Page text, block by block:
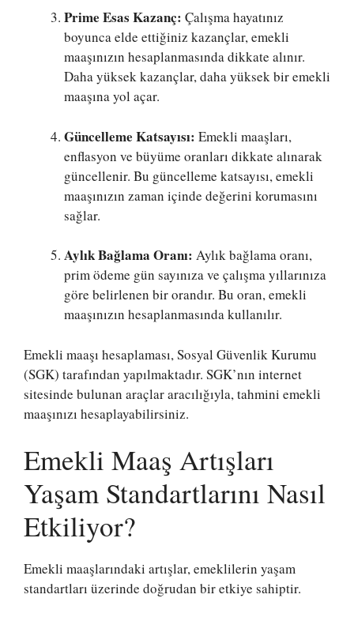
Prime Esas Kazanç: Çalışma hayatınız
boyunca elde ettiğiniz kazançlar, emekli
maaşınızın hesaplanmasında dikkate alınır.
Daha yüksek kazançlar, daha yüksek bir emekli
maaşına yol açar.
Güncelleme Katsayısı: Emekli maaşları,
enflasyon ve büyüme oranları dikkate alınarak
güncellenir. Bu güncelleme katsayısı, emekli
maaşınızın zaman içinde değerini korumasını
sağlar.
Aylık Bağlama Oranı: Aylık bağlama oranı,
prim ödeme gün sayınıza ve çalışma yıllarınıza
göre belirlenen bir orandır. Bu oran, emekli
maaşınızın hesaplanmasında kullanılır.
Emekli maaşı hesaplaması, Sosyal Güvenlik Kurumu
(SGK) tarafından yapılmaktadır. SGK’nın internet
sitesinde bulunan araçlar aracılığıyla, tahmini emekli
maaşınızı hesaplayabilirsiniz.
Emekli Maaş Artışları
Yaşam Standartlarını Nasıl
Etkiliyor?
Emekli maaşlarındaki artışlar, emeklilerin yaşam
standartları üzerinde doğrudan bir etkiye sahiptir.